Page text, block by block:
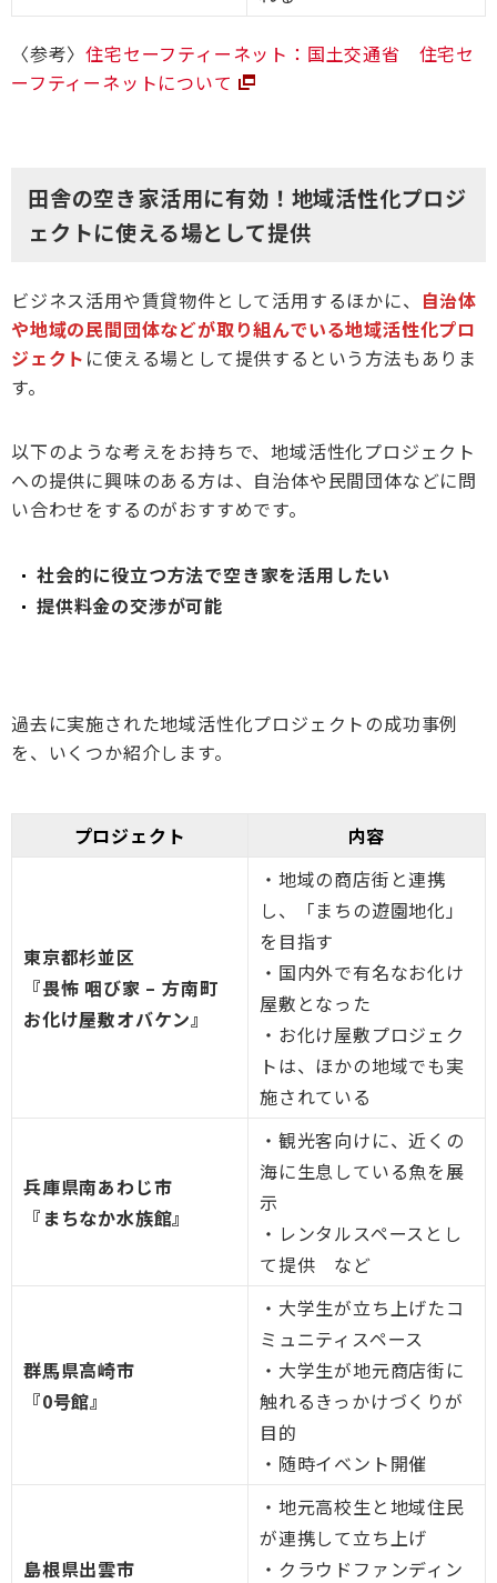
〈参考〉住宅セーフティーネット：国土交通省 住宅セ
ーフティーネットについて
田舎の空き家活用に有効！地域活性化プロジ
ェクトに使える場として提供
ビジネス活用や賃貸物件として活用するほかに、 自治体
や地域の民間団体などが取り組んでいる地域活性化プロ
ジェクト に使える場として提供するという方法もありま
す。
以下のような考えをお持ちで、地域活性化プロジェクト
への提供に興味のある方は、自治体や民間団体などに問
い合わせをするのがおすすめです。
社会的に役立つ方法で空き家を活用したい
提供料金の交渉が可能
過去に実施された地域活性化プロジェクトの成功事例
を、いくつか紹介します。
プロジェクト 内容
東京都杉並区
『畏怖 咽び家 – 方南町
お化け屋敷オバケン』
・地域の商店街と連携
し、「まちの遊園地化」
を目指す
・国内外で有名なお化け
屋敷となった
・お化け屋敷プロジェク
トは、ほかの地域でも実
施されている
兵庫県南あわじ市
『まちなか水族館』
・観光客向けに、近くの
海に生息している魚を展
示
・レンタルスペースとし
て提供 など
群馬県高崎市
『0号館』
・大学生が立ち上げたコ
ミュニティスペース
・大学生が地元商店街に
触れるきっかけづくりが
目的
・随時イベント開催
島根県出雲市
・地元高校生と地域住民
が連携して立ち上げ
・クラウドファンディン